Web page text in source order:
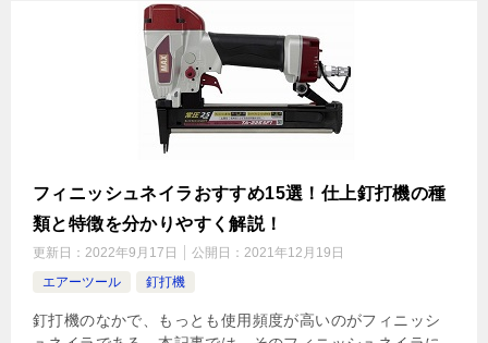
フィニッシュネイラおすすめ15選！仕上釘打機の種
類と特徴を分かりやすく解説！
更新日： 2022年9月17日 公開日： 2021年12月19日
エアーツール
釘打機
釘打機のなかで、もっとも使用頻度が高いのがフィニッシ